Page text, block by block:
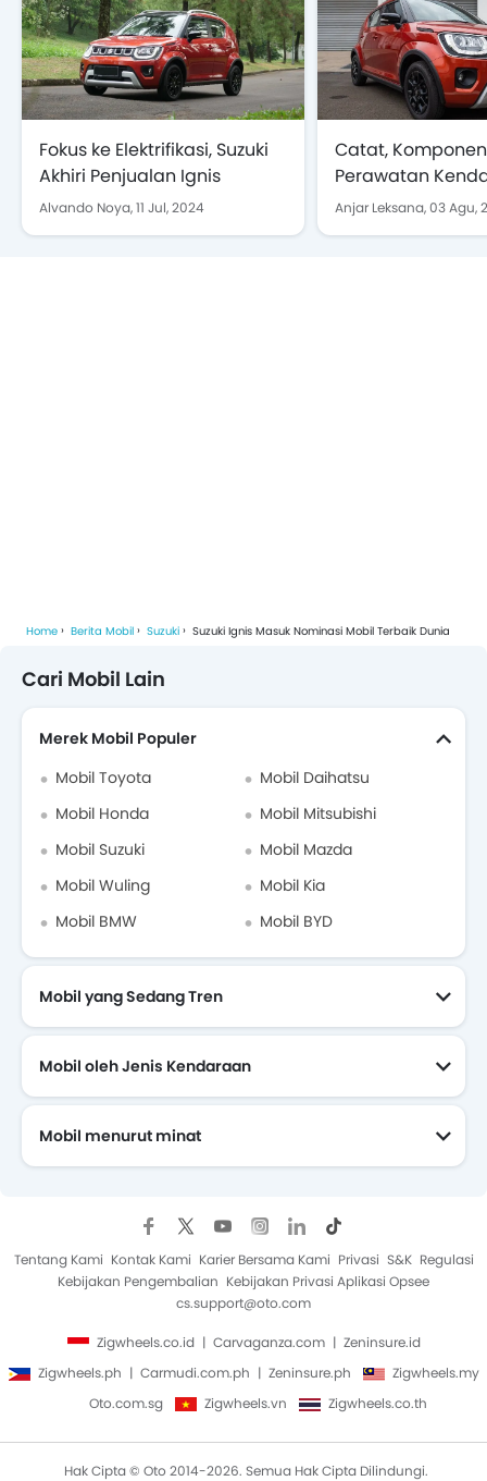
Fokus ke Elektrifikasi, Suzuki
Akhiri Penjualan Ignis
Alvando Noya,11 Jul, 2024
Catat,
Perawatan
Car Suzuki
Anjar Leksana,03 Agu,
Home Berita Mobil Suzuki Suzuki Ignis Masuk Nominasi Mobil Terbaik Dunia
Cari Mobil Lain
Merek Mobil Populer
Mobil Toyota
Mobil Daihatsu
Mobil Honda
Mobil Mitsubishi
Mobil Suzuki
Mobil Mazda
Mobil Wuling
Mobil Kia
Mobil BMW
Mobil BYD
Mobil yang Sedang Tren
Mobil oleh Jenis Kendaraan
Mobil menurut minat
Tentang Kami Kontak Kami Karier Bersama Kami Privasi S&K Regulasi
Kebijakan Pengembalian Kebijakan Privasi Aplikasi Opsee
cs.support@oto.com
Zigwheels.co.id Carvaganza.com
Zeninsure.id
Zigwheels.ph
Carmudi.com.ph Zeninsure.ph
Zigwheels.my
Oto.com.sg
Zigwheels.vn Zigwheels.co.th
Hak Cipta © Oto 2014-2026. Semua Hak Cipta Dilindungi.